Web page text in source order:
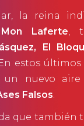
la reina
Mon Laferte,
El
estos
un nuevo
Falsos.
que también